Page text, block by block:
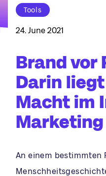
Tools
24. June 2021
Brand vor
Darin
Macht im
Marketing
An einem bestimmten